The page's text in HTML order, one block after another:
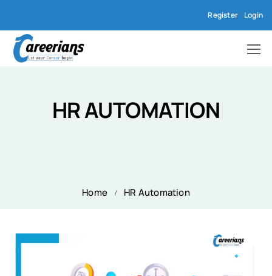
Register Login
HR AUTOMATION
Home HR Automation